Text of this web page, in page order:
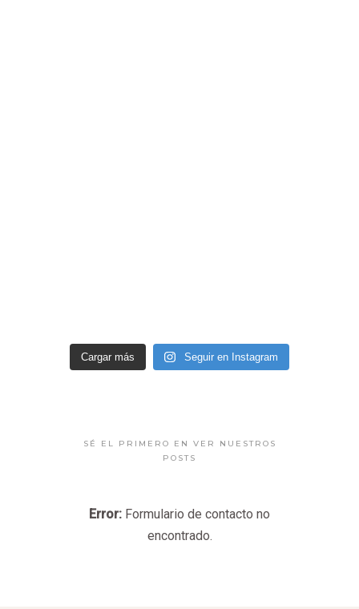
Cargar más Seguir en Instagram
SÉ EL PRIMERO EN VER NUESTROS
POSTS
Error: Formulario de contacto no
encontrado.